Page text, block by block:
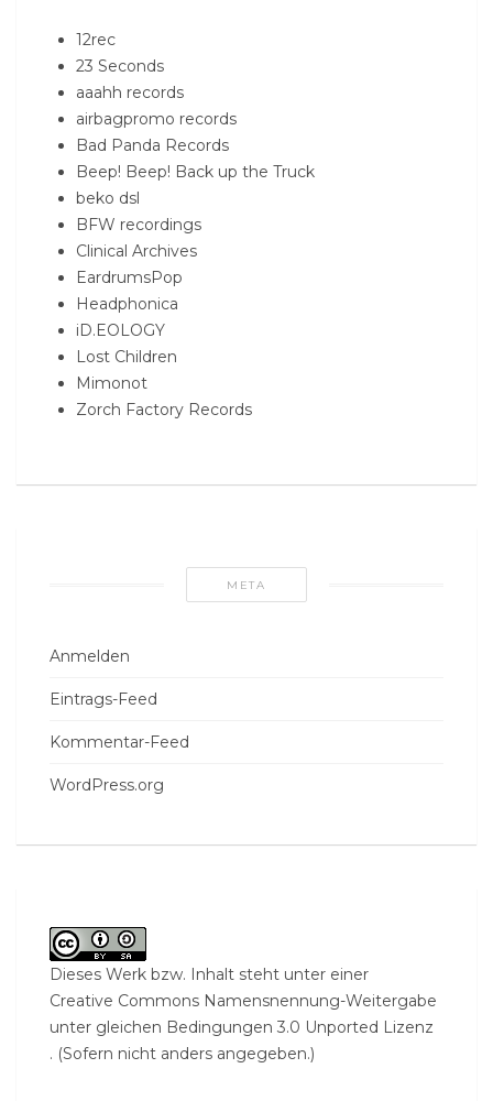
12rec
23 Seconds
aaahh records
airbagpromo records
Bad Panda Records
Beep! Beep! Back up the Truck
beko dsl
BFW recordings
Clinical Archives
EardrumsPop
Headphonica
iD.EOLOGY
Lost Children
Mimonot
Zorch Factory Records
META
Anmelden
Eintrags-Feed
Kommentar-Feed
WordPress.org
Dieses Werk bzw. Inhalt steht unter einer
Creative Commons Namensnennung-Weitergabe
unter gleichen Bedingungen 3.0 Unported Lizenz
. (Sofern nicht anders angegeben.)